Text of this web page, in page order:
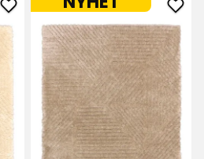
Legg
til
Teppe
Pella
favoritter
til
Pella
i